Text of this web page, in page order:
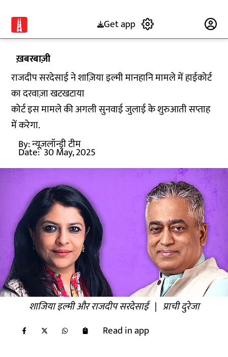
Get app
ख़बरबाज़ी
राजदीप सरदेसाई ने शाज़िया इल्मी मानहानि मामले में हाईकोर्ट
का दरवाज़ा खटखटाया
कोर्ट इस मामले की अगली सुनवाई जुलाई के शुरुआती सप्ताह
में करेगा.
By:न्यूज़लॉन्ड्री टीम
Date: 30 May, 2025
शाजिया इल्मी और राजदीप सरदेसाई | प्राची दुरेजा
Read in app